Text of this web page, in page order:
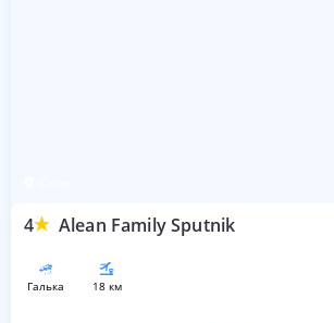
4 Alean Family Sputnik
галька 18 км